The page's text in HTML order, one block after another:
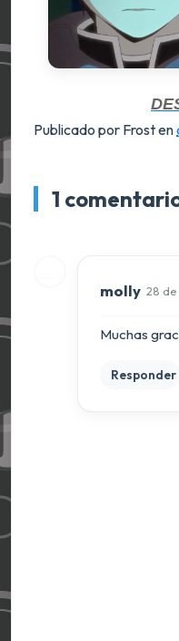
Publicado por Frosten
1
molly 28 de
Muchas
Responder